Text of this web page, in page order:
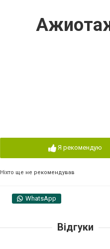
Я рекомендую
Ніхто ще не рекомендував
WhatsApp
Відгуки